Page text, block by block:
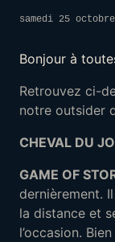
samedi 25
Bonjour à
Retrouvez ci-
notre outsider
CHEVAL DU
GAME OF
dernièrement.
la distance et
l’occasion.